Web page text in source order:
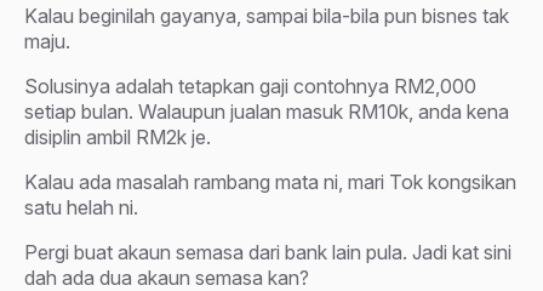
Kalau beginilah gayanya, sampai bila-bila pun bisnes tak
maju.
Solusinya adalah tetapkan gaji contohnya RM2,000
setiap bulan. Walaupun jualan masuk RM10k, anda kena
disiplin ambil RM2k je.
Kalau ada masalah rambang mata ni, mari Tok kongsikan
satu helah ni.
Pergi buat akaun semasa dari bank lain pula. Jadi kat sini
dah ada dua akaun semasa kan?